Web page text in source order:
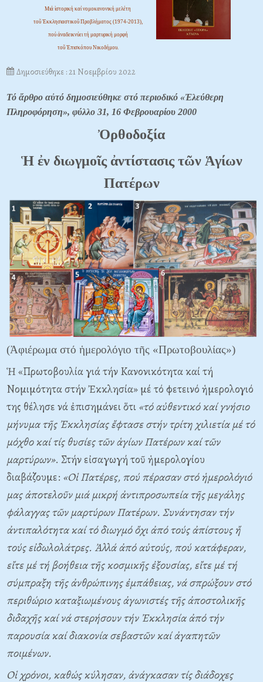
Μιά ἱστορική καί νομοκανονική μελέτη
τοῦ Ἐκκλησιαστικοῦ Προβλήματος (1974-2013),
πού ἀναδεικνύει τή μαρτυρική μορφή
τοῦ Ἐπισκόπου Νικοδήμου.
Δημοσιεύθηκε : 21 Νοεμβρίου 2022
Τό ἄρθρο αὐτό δημοσιεύθηκε στό περιοδικό «Ἐλεύθερη
Πληροφόρηση», φύλλο 31, 16 Φεβρουαρίου 2000
Ὀρθοδοξία
Ἡ ἐν διωγμοῖς ἀντίστασις τῶν Ἁγίων
Πατέρων
(Ἀφιέρωμα στό ἡμερολόγιο τῆς «Πρωτοβουλίας»)
Ἡ «Πρωτοβουλία γιά τήν Kανονικότητα καί τή
Nομιμότητα στήν Ἐκκλησία» μέ τό φετεινό ἡμερολογιό
της θέλησε νά ἐπισημάνει ὅτι «τό αὐθεντικό καί γνήσιο
μήνυμα τῆς Ἐκκλησίας ἔφτασε στήν τρίτη χιλιετία μέ τό
μόχθο καί τίς θυσίες τῶν ἁγίων Πατέρων καί τῶν
μαρτύρων». Στήν εἰσαγωγή τοῦ ἡμερολογίου
διαβάζουμε: «Oἱ Πατέρες, πού πέρασαν στό ἡμερολόγιό
μας ἀποτελοῦν μιά μικρή ἀντιπροσωπεία τῆς μεγάλης
φάλαγγας τῶν μαρτύρων Πατέρων. Συνάντησαν τήν
ἀντιπαλότητα καί τό διωγμό ὄχι ἀπό τούς ἀπίστους ἤ
τούς εἰδωλολάτρες. Ἀλλά ἀπό αὐτούς, πού κατάφεραν,
εἴτε μέ τή βοήθεια τῆς κοσμικῆς ἐξουσίας, εἴτε μέ τή
σύμπραξη τῆς ἀνθρώπινης ἐμπάθειας, νά σπρώξουν στό
περιθώριο καταξιωμένους ἀγωνιστές τῆς ἀποστολικῆς
διδαχῆς καί νά στερήσουν τήν Ἐκκλησία ἀπό τήν
παρουσία καί διακονία σεβαστῶν καί ἀγαπητῶν
ποιμένων.
Oἱ χρόνοι, καθώς κύλησαν, ἀνάγκασαν τίς διάδοχες